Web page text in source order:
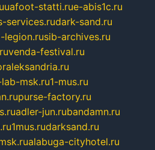
uafoot-statti.rue-abis1c.ru
services.rudark-sand.ru
legion.rusib-archives.ru
venda-festival.ru
msk.ru1-mus.ru
purse-factory.ru
adler-jun.rubandamn.ru
1mus.rudarksand.ru
alabuga-cityhotel.ru